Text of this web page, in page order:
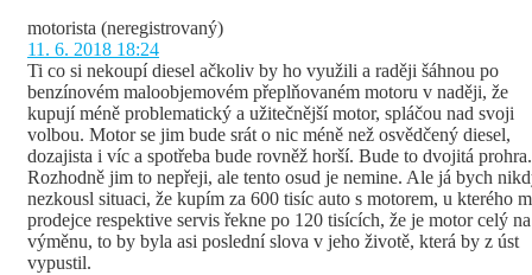
motorista (neregistrovaný)
11. 6. 2018 18:24
Ti co si nekoupí diesel ačkoliv by ho využili a raději šáhnou po
benzínovém maloobjemovém přeplňovaném motoru v naději, že
kupují méně problematický a užitečnější motor, spláčou nad svoji
volbou. Motor se jim bude srát o nic méně než osvědčený diesel,
dozajista i víc a spotřeba bude rovněž horší. Bude to dvojitá prohra.
Rozhodně jim to nepřeji, ale tento osud je nemine. Ale já bych
nezkousl situaci, že kupím za 600 tisíc auto s motorem, u kterého
prodejce respektive servis řekne po 120 tisících, že je motor celý na
výměnu, to by byla asi poslední slova v jeho životě, která by z úst
vypustil.